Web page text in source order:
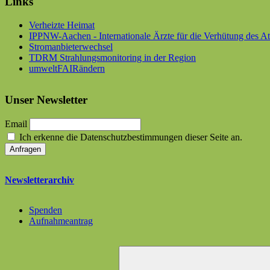
Verheizte Heimat
IPPNW-Aachen - Internationale Ärzte für die Verhütung des
Stromanbieterwechsel
TDRM Strahlungsmonitoring in der Region
umweltFAIRändern
Unser Newsletter
Email
Ich erkenne die Datenschutzbestimmungen dieser Seite an.
Newsletterarchiv
Spenden
Aufnahmeantrag